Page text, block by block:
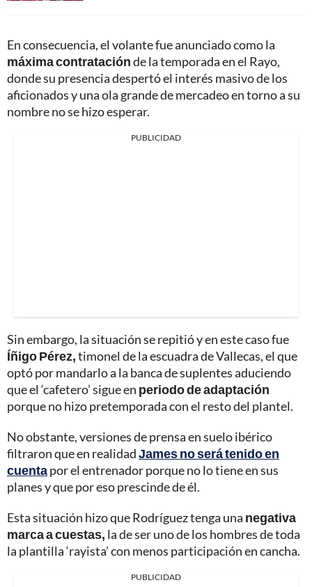
En consecuencia, el volante fue anunciado como la
máxima contrataciónde la temporada en el Rayo,
donde su presencia despertó el interés masivo de los
aficionados y una ola grande de mercadeo en torno a su
nombre no se hizo esperar.
PUBLICIDAD
Sin embargo, la situación se repitió y en este caso fue
Íñigo Pérez,timonel de la escuadra de Vallecas, el que
optó por mandarlo a la banca de suplentes aduciendo
que el ‘cafetero’ sigue en periodo de adaptación
porque no hizo pretemporada con el resto del plantel.
No obstante, versiones de prensa en suelo ibérico
filtraron que en realidadJames no será tenido en
cuentapor el entrenador porque no lo tiene en sus
planes y que por eso prescinde de él.
Esta situación hizo que Rodríguez tenga una negativa
marca a cuestas, la de ser uno de los hombres de toda
la plantilla ‘rayista’ con menos participación en cancha.
PUBLICIDAD